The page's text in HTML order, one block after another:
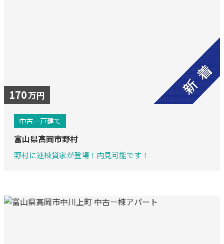
170万円
中古一戸建て
富山県高岡市野村
野村に連棟貸家が登場！内見可能です！